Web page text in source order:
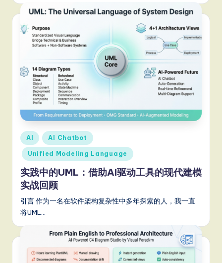
Posted
in
AI AI Chatbot
Unified Modeling Language
实践中的UML：借助AI驱动工具的现代建模
实战回顾
引言 作为一名在软件架构复杂性中多年探索的人，我一直
将UML…